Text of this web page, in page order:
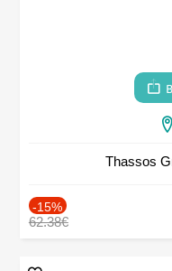
Thassos
-15%
62.38€